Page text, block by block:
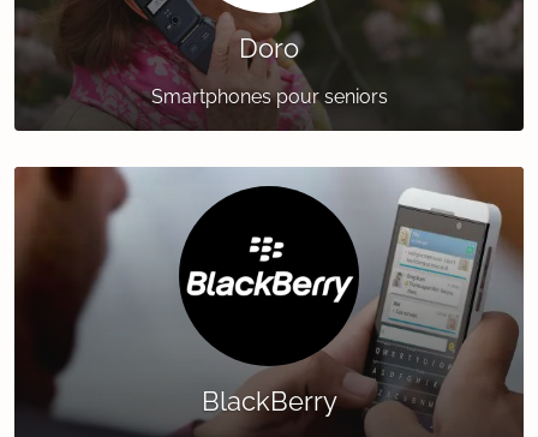
Doro
Smartphones pour seniors
BlackBerry